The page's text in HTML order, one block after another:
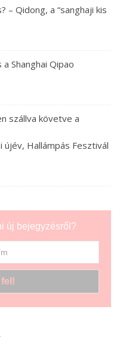
– Qidong, a “sanghaji kis
Shanghai Qipao
szállva követve a
újév, Hallámpás Fesztivál
új bejegyzésről?